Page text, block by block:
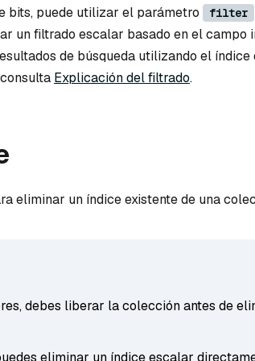
bits, puede utilizar el parámetro filter
un filtrado escalar basado en el campo
de búsqueda utilizando el índice
Explicación del filtrado.
eliminar un índice existente de una
debes liberar la colección antes de
eliminar un índice escalar